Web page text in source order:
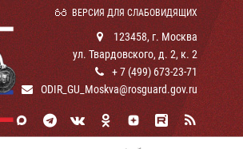
ВЕРСИЯ ДЛЯ СЛАБОВИДЯЩИХ
123458, г. Москва
ул. Твардовского, д. 2, к. 2
+ 7 (499) 673-23-71
ODIR_GU_Moskva@rosguard.gov.ru